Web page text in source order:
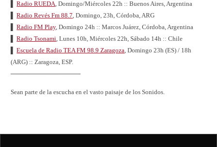
▌Radio RUEDA, Domingo/Miércoles 22h :: Buenos Aires, Argentina
▌Radio Revés Fm 88.7, Domingo, 23h, Córdoba, ARG
▌Radio FM Play, Domingo 24h :: Marcos Juárez, Córdoba, Argentina
▌Radio Tsonami, Lunes 10h, Miércoles 22h, Sábado 14h :: Chile
▌Escuela de Radio TEA FM 98.9 Zaragoza, Domingo 23h (ES) / 18h
(ARG) :: Zaragoza, ESP.
────────────────
Sean parte de la escucha en el vasto paisaje de los Sonidos.